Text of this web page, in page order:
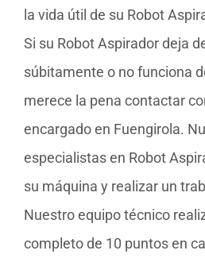
la vida útil de su Robot
Si su Robot Aspirador deja
súbitamente o no funciona
merece la pena contactar
encargado en Fuengirola.
especialistas en Robot
su máquina y realizar un
Nuestro equipo técnico
completo de 10 puntos en